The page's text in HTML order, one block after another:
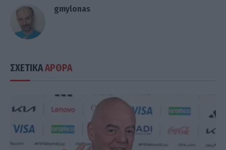
gmylonas
ΣΧΕΤΙΚΑΑΡΘΡΑ